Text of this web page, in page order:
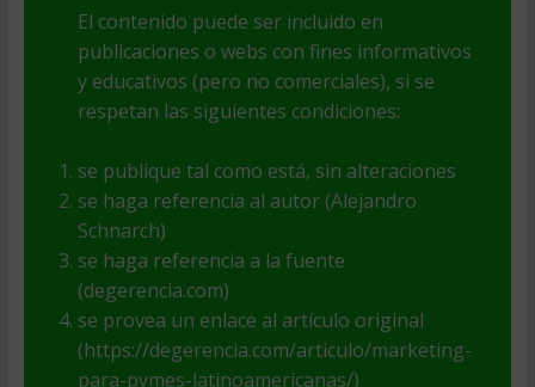
El contenido puede ser incluido en
publicaciones o webs con fines informativos
y educativos (pero no comerciales), si se
respetan las siguientes condiciones:
se publique tal como está, sin alteraciones
se haga referencia al autor (Alejandro
Schnarch)
se haga referencia a la fuente
(degerencia.com)
se provea un enlace al artículo original
(https://degerencia.com/articulo/marketing-
para-pymes-latinoamericanas/)